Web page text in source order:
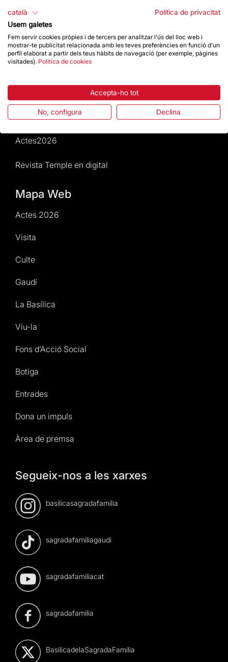
Atenció al Visitant
Normativa i condicions de compra
Notícies i Actualitat
Dona un impuls
Actes2026
Revista Temple en digital
Mapa Web
Actes 2026
Visita
Culte
Gaudí
La Basílica
Viu-la
Fons d’Acció Social
Botiga
Entrades
Dona un impuls
Àrea de premsa
Segueix-nos a les xarxes
basilicasagradafamilia
sagradafamiliagaudi
sagradafamiliacat
sagradafamilia
BasilicadelaSagradaFamilia
català
Política de privacitat
Usem galetes
Fem servir cookies pròpies i de tercers per analitzar l'ús del lloc web i
mostrar-te publicitat relacionada amb les teves preferències en funció d'un
perfil elaborat a partir dels teus hàbits de navegació (per exemple, pàgines
visitades). Política de cookies
Accepta-ho tot
No, configura Declina